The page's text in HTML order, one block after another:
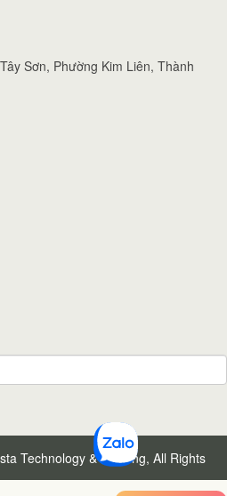
Sơn, Phường Kim Liên, Thành
Technology & Training, All Rights